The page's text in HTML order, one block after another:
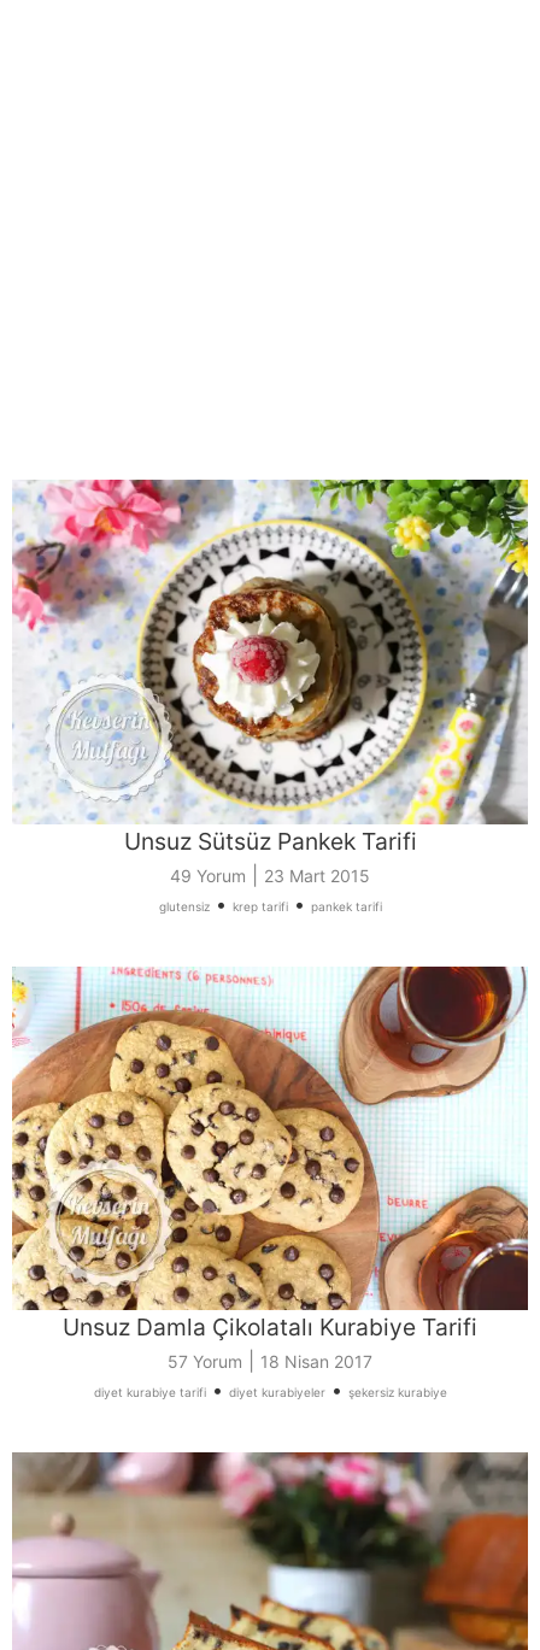
Unsuz Sütsüz Pankek Tarifi
49 Yorum 23 Mart 2015
glutensiz• krep tarifi• pankek tarifi
Unsuz Damla Çikolatalı Kurabiye Tarifi
57 Yorum 18 Nisan 2017
diyet kurabiye tarifi• diyet kurabiyeler• şekersiz kurabiye